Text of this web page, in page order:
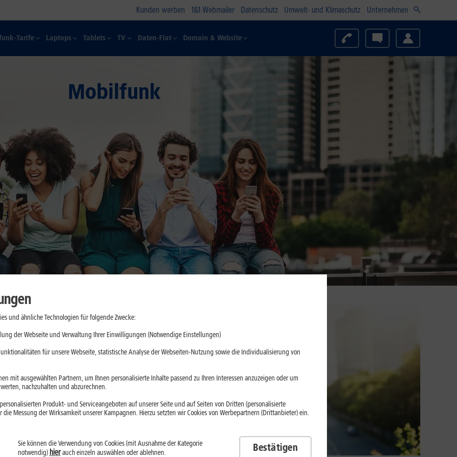
Kunden werben 1&1 Webmailer Datenschutz Umwelt- und Klimaschutz Unternehmen
Tarife Laptops Tablets TV Daten-Flat Domain & Website
Mobilfunk
Updates
belasten. Mit
kannst Du
und ähnliche Technologien für folgende Zwecke:
der Webseite und Verwaltung Ihrer Einwilligungen (Notwendige Einstellungen)
für unsere Webseite, statistische Analyse der Webseiten-Nutzung sowie die Individualisierung von
mit ausgewählten Partnern, um Ihnen personalisierte Inhalte passend zu Ihren Interessen anzuzeigen oder um
nachzuhalten und abzurechnen.
Produkt- und Serviceangeboten auf unserer Seite und auf Seiten von Dritten (personalisierte
Messung der Wirksamkeit unserer Kampagnen. Hierzu setzten wir Cookies von Werbepartnern (Drittanbieter) ein.
Sie können die Verwendung von Cookies (mit Ausnahme der Kategorie
notwendig) hierauch einzeln auswählen oder ablehnen. Bestätigen